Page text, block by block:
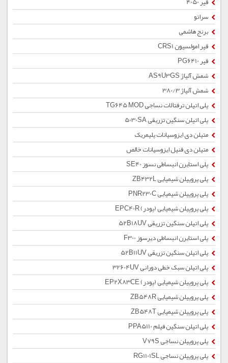
سراتو
برنج هاشمی
قیر امولسیون CRS1
قیر PG6410
شمش آلیاژ AS9U3GS
شمش آلیاژ 380/3
پلی اتیلن ترفتالات نساجی TG645 MOD
پلی اتیلن سنگین تزریقی 5030SA
متیلن دی ایزوسیانات پلیمریک
متیلن دی فنیل ایزوسیانات خالص
پلی استایرن انبساطی نسوز SE40
پلی پروپیلن شیمیایی ZB432L
پلی پروپیلن شیمیایی PNR230C
پلی پروپیلن شیمیایی (پودر) EPC40R
پلی اتیلن سنگین تزریقی 52B18UV
پلی استایرن انبساطی دیرسوز F300
پلی اتیلن سنگین تزریقی 52B11UV
پلی اتیلن سبک خطی دورانی 32604UV
پلی پروپیلن شیمیایی (پودر) EP2X83CE
پلی پروپیلن شیمیایی ZB548R
پلی پروپیلن شیمیایی ZB548T
پلی اتیلن سنگین فیلم PPA5110
پلی پروپیلن نساجی V79S
پلی پروپیلن نساجی RG1101SL